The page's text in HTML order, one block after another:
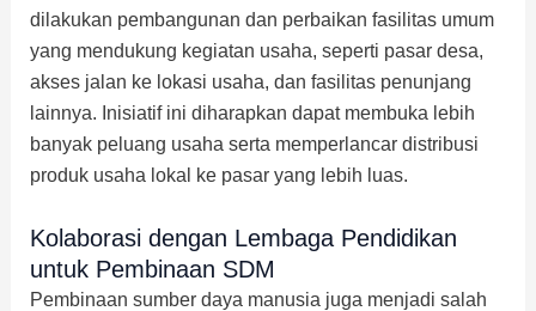
dilakukan pembangunan dan perbaikan fasilitas umum
yang mendukung kegiatan usaha, seperti pasar desa,
akses jalan ke lokasi usaha, dan fasilitas penunjang
lainnya. Inisiatif ini diharapkan dapat membuka lebih
banyak peluang usaha serta memperlancar distribusi
produk usaha lokal ke pasar yang lebih luas.
Kolaborasi dengan Lembaga Pendidikan
untuk Pembinaan SDM
Pembinaan sumber daya manusia juga menjadi salah